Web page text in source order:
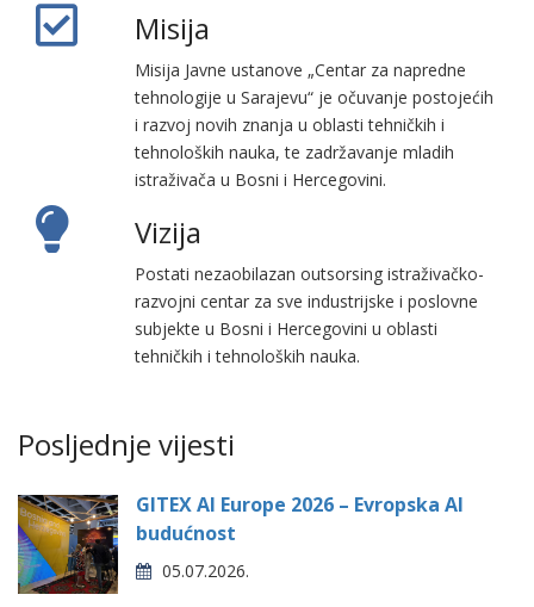
Misija
Misija Javne ustanove „Centar za napredne
tehnologije u Sarajevu“ je očuvanje postojećih
i razvoj novih znanja u oblasti tehničkih i
tehnoloških nauka, te zadržavanje mladih
istraživača u Bosni i Hercegovini.
Vizija
Postati nezaobilazan outsorsing istraživačko-
razvojni centar za sve industrijske i poslovne
subjekte u Bosni i Hercegovini u oblasti
tehničkih i tehnoloških nauka.
Posljednje vijesti
GITEX AI Europe 2026 – Evropska AI
budućnost
05.07.2026.